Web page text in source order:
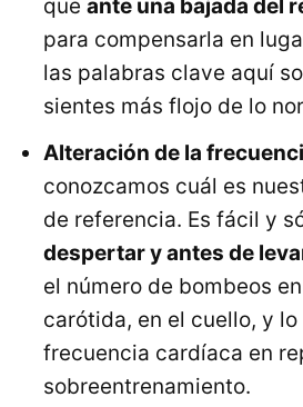
que ante una bajada del
para compensarla en
las palabras clave aquí
sientes más flojo de lo
Alteración de la
conozcamos cuál es
de referencia. Es fácil y
despertar y antes de
el número de bombeos
carótida, en el cuello, y
frecuencia cardíaca en
sobreentrenamiento.